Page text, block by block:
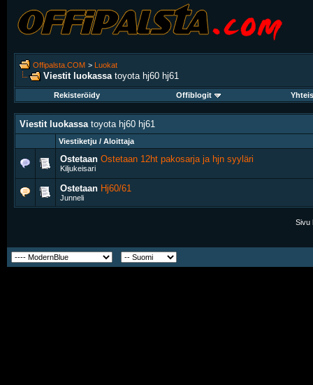
Offipalsta.COM > Luokat
Viestit luokassa toyota hj60 hj61
Rekisteröidy Offiblogit
Viestit luokassa toyota hj60 hj61
Viestiketju / Aloittaja
Ostetaan Ostetaan 12ht pakosarja ja hjn syyläri
Kiljukeisari
Ostetaan Hj60/61
Junneli
Sivu